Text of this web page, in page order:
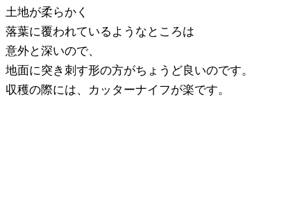
土地が柔らかく
落葉に覆われているようなところは
意外と深いので、
地面に突き刺す形の方がちょうど良いのです。
収穫の際には、カッターナイフが楽です。